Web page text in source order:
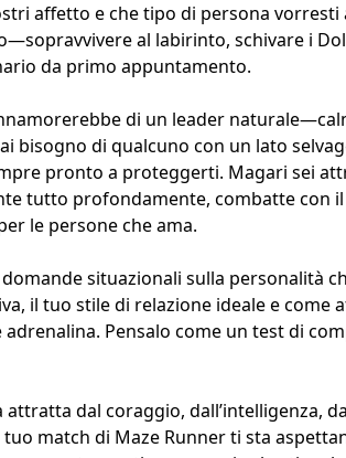
affetto e che tipo di persona
al labirinto, schivare i
da primo appuntamento.
di un leader
bisogno di qualcuno con un lato
pronto a proteggerti. Magari sei
tutto profondamente, combatte con
le persone che ama.
domande situazionali sulla personalità
il tuo stile di relazione ideale e come
adrenalina. Pensalo come un test di
attratta dal coraggio, dall’intelligenza,
match di Maze Runner ti sta